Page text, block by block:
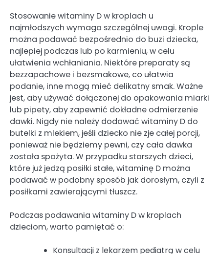
Stosowanie witaminy D w kroplach u
najmłodszych wymaga szczególnej uwagi. Krople
można podawać bezpośrednio do buzi dziecka,
najlepiej podczas lub po karmieniu, w celu
ułatwienia wchłaniania. Niektóre preparaty są
bezzapachowe i bezsmakowe, co ułatwia
podanie, inne mogą mieć delikatny smak. Ważne
jest, aby używać dołączonej do opakowania miarki
lub pipety, aby zapewnić dokładne odmierzenie
dawki. Nigdy nie należy dodawać witaminy D do
butelki z mlekiem, jeśli dziecko nie zje całej porcji,
ponieważ nie będziemy pewni, czy cała dawka
została spożyta. W przypadku starszych dzieci,
które już jedzą posiłki stałe, witaminę D można
podawać w podobny sposób jak dorosłym, czyli z
posiłkami zawierającymi tłuszcz.
Podczas podawania witaminy D w kroplach
dzieciom, warto pamiętać o:
Konsultacji z lekarzem pediatrą w celu